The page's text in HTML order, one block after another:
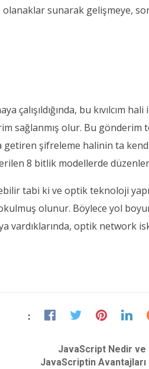
olanaklar sunarak gelişmeye,
çalışıldığında, bu kıvılcım
sağlanmış olur. Bu gönderim
şifreleme halinin ta
8 bitlik modellerde
tabi ki ve optik teknoloji
olunur. Böylece yol
vardıklarında, optik network
:
JavaScript Nedir ve
JavaScriptin Avantajları